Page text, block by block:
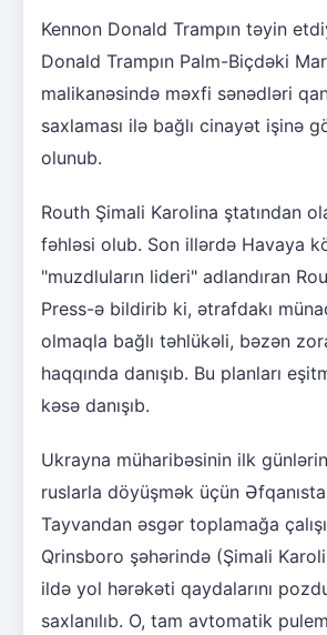
Kennon Donald Trampın təyin
Donald Trampın Palm-Biçdəki
malikanəsində məxfi sənədləri
saxlaması ilə bağlı cinayət işinə
olunub.
Routh Şimali Karolina ştatından
fəhləsi olub. Son illərdə Havaya
"muzdluların lideri" adlandıran
Press-ə bildirib ki, ətrafdakı
olmaqla bağlı təhlükəli, bəzən
haqqında danışıb. Bu planları
kəsə danışıb.
Ukrayna müharibəsinin ilk
ruslarla döyüşmək üçün
Tayvandan əsgər toplamağa
Qrinsboro şəhərində (Şimali
ildə yol hərəkəti qaydalarını
saxlanılıb. O, tam avtomatik